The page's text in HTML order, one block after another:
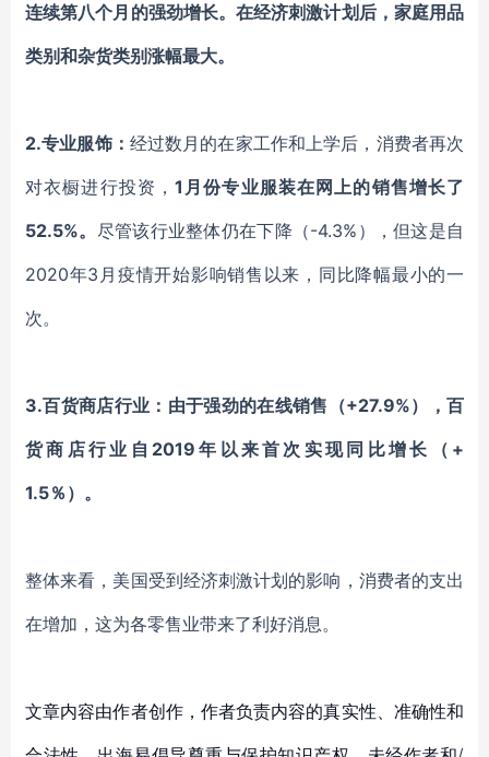
连续第八个月 的强劲增长。在经济刺激计划后，家庭用品
类别和杂货类别涨幅最大。
2.专业服饰： 经过数月的在家工作和上学后 ，消费者再次
对衣橱进行投资 ，1月份专业服装在 网上的销售增长了
52.5%。 尽管该行业整体仍在下降 （-4.3% ）
，但这是自
2020年3月疫情开始影响销售以来 ， 同比降幅最小的一
次。
3.百货商店行业 ： 由于强劲的在线销售（+27.9%），百
货商店行业自2019年以来首次实现同比增长（+
1.5％）。
整体来看，美国受到经济刺激计划的影响，消费者的支出
在增加，这为各零售业带来了利好消息。
文章内容由作者创作，作者负责内容的真实性、准确性和